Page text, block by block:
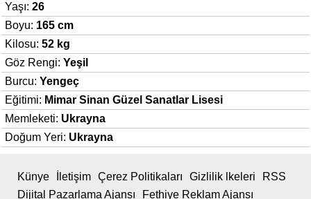
Yaşı: 26
Boyu: 165 cm
Kilosu: 52 kg
Göz Rengi: Yeşil
Burcu: Yengeç
Eğitimi: Mimar Sinan Güzel Sanatlar Lisesi
Memleketi: Ukrayna
Doğum Yeri: Ukrayna
Künye İletişim Çerez Politikaları Gizlilik lkeleri
RSS
Dijital Pazarlama Ajansı
Fethiye Reklam Ajansı